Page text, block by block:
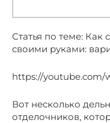
Статья по теме: Как
своими руками:
https://youtube.com/
Вот несколько
отделочников,